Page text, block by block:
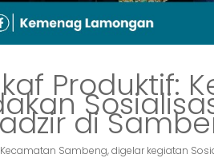
Produktif:
di
Sambeng, digelar kegiatan